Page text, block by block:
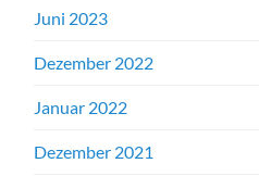
Juni 2023
Dezember 2022
Januar 2022
Dezember 2021